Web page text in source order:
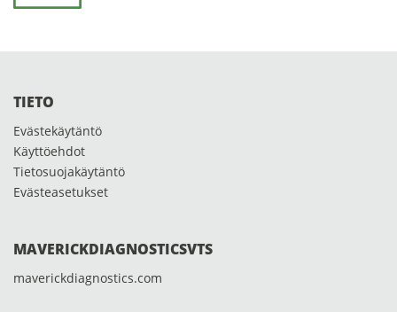
TIETO
Evästekäytäntö
Käyttöehdot
Tietosuojakäytäntö
Evästeasetukset
MAVERICKDIAGNOSTICSVTS
maverickdiagnostics.com